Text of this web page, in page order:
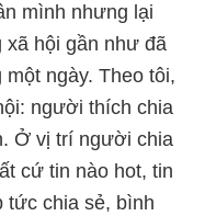
mình nhưng lại
xã hội gần như đã
ngày. Theo tôi,
người thích chia
Ở vị trí người chia
cứ tin nào hot, tin
tức chia sẻ, bình